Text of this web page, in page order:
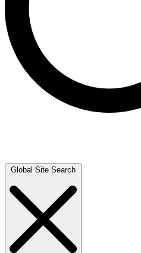
Global Site Search